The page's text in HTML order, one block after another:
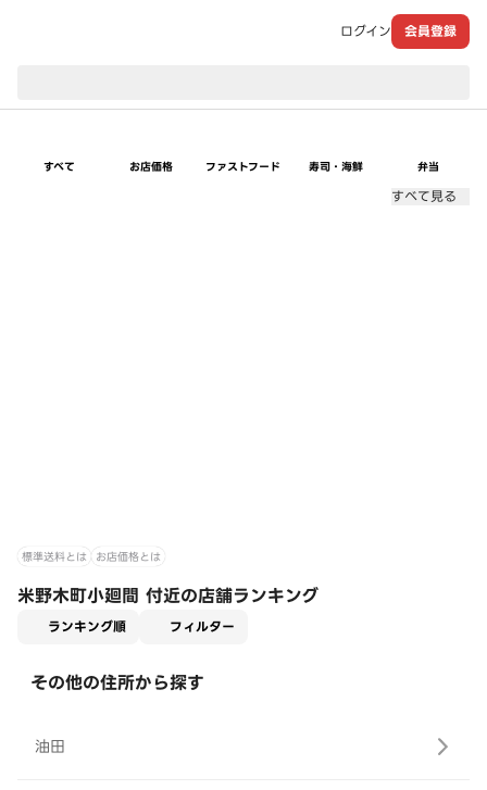
ログイン 会員登録
すべて お店価格 ファストフード 寿司・海鮮 弁当
すべて見る
標準送料とは お店価格とは
米野木町小廻間 付近の店舗ランキング
ランキング順 フィルター
その他の住所から探す
油田